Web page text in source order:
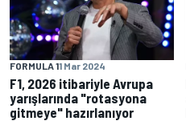
FORMULA 11 Mar 2024
F1, 2026 itibariyle Avrupa
yarışlarında "rotasyona
gitmeye" hazırlanıyor